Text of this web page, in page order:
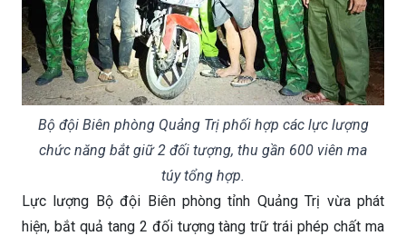
Bộ đội Biên phòng Quảng Trị phối hợp các lực lượng
chức năng bắt giữ 2 đối tượng, thu gần 600 viên ma
túy tổng hợp.
Lực lượng Bộ đội Biên phòng tỉnh Quảng Trị vừa phát
hiện, bắt quả tang 2 đối tượng tàng trữ trái phép chất ma
túy, thu giữ 597 viên ma túy tổng hợp.